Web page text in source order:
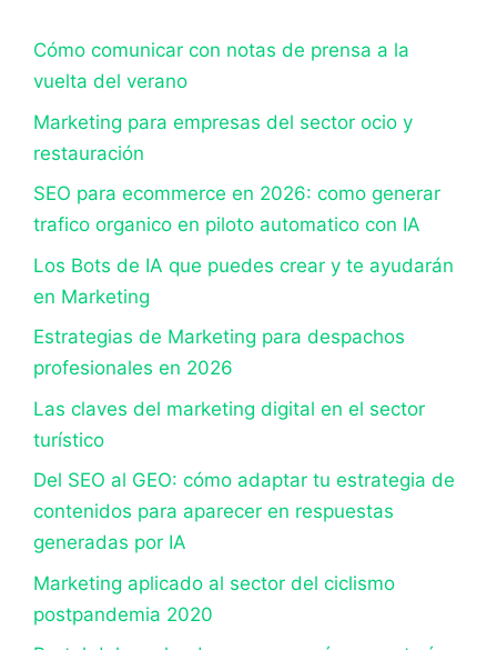
Cómo comunicar con notas de prensa a la
vuelta del verano
Marketing para empresas del sector ocio y
restauración
SEO para ecommerce en 2026: como generar
trafico organico en piloto automatico con IA
Los Bots de IA que puedes crear y te ayudarán
en Marketing
Estrategias de Marketing para despachos
profesionales en 2026
Las claves del marketing digital en el sector
turístico
Del SEO al GEO: cómo adaptar tu estrategia de
contenidos para aparecer en respuestas
generadas por IA
Marketing aplicado al sector del ciclismo
postpandemia 2020